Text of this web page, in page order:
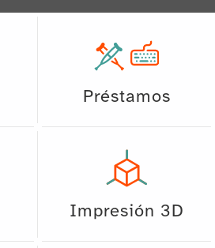
Préstamos
Impresión 3D